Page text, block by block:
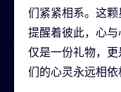
们紧紧相系。这颗
提醒着彼此，心
仅是一份礼物，
们的心灵永远相依